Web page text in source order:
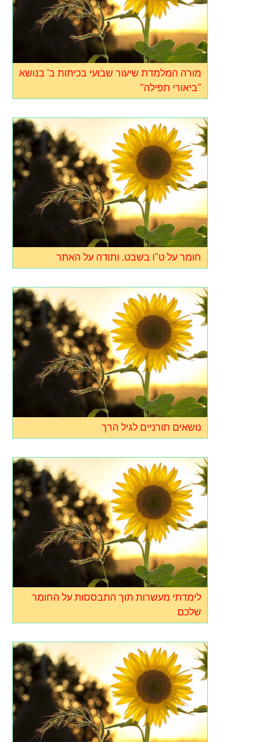
מורה המלמדת שיעור שבועי בכיתות ב' בנושא
"ביאורי תפילה"
חומר על ט"ו בשבט. ותודה על האתר
נושאים תורניים לגיל הרך
לימדתי מעשרות תוך התבססות על החומר
שלכם